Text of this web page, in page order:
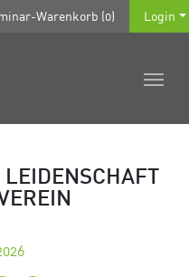
Warenkorb (0) Login